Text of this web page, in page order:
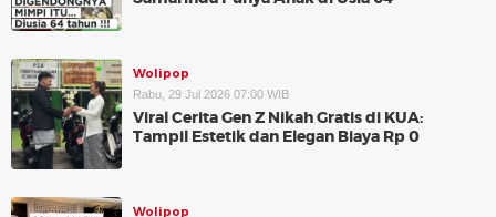
Wolipop
Rabu, 29 Jul 2026 07:00 WIB
Viral Cerita Gen Z Nikah Gratis di KUA:
Tampil Estetik dan Elegan Biaya Rp 0
Wolipop